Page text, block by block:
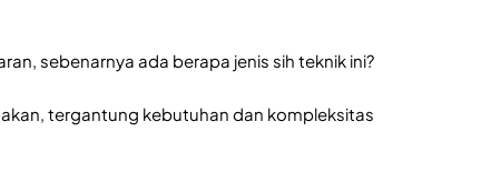
sebenarnya ada berapa jenis sih teknik ini?
tergantung kebutuhan dan kompleksitas